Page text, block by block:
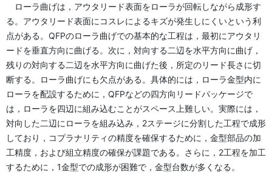
ローラ曲げは，アウタリード表面をローラが回転しながら成形す
る。アウタリード表面にコスレによるキズが発生しにくいという利
点がある。QFPのローラ曲げでの基本的な工程は，最初にアウタリ
ードを垂直方向に曲げる。次に，対向する二辺を水平方向に曲げ，
残りの対向する二辺を水平方向に曲げた後，所定のリード長さに切
断する。ローラ曲げにも欠点がある。具体的には，ローラ金型内に
ローラを配設するために，QFPなどの四方向リードパッケージで
は，ローラを四辺に組み込むことがスペース上難しい。実際には，
対向した二辺にローラを組み込み，2ステージに分割した工程で成形
しており，コプラナリティの精度を確保するために，金型部品の加
工精度，および組立精度の確保が課題である。さらに，2工程を加工
するために，1金型での成形が困難で，金型台数が多くなる。